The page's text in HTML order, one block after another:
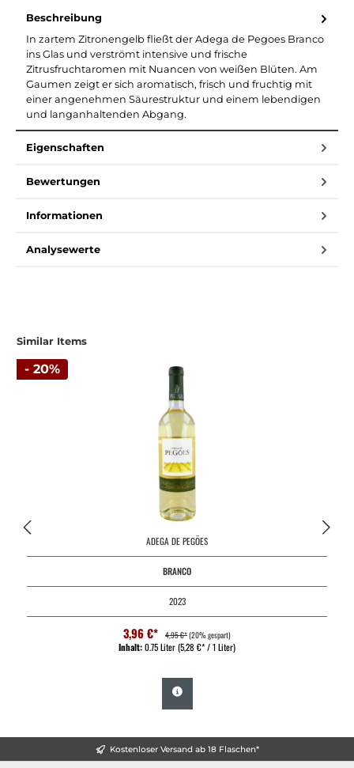
Beschreibung
In zartem Zitronengelb fließt der Adega de Pegoes Branco
ins Glas und verströmt intensive und frische
Zitrusfruchtaromen mit Nuancen von weißen Blüten. Am
Gaumen zeigt er sich aromatisch, frisch und fruchtig mit
einer angenehmen Säurestruktur und einem lebendigen
und langanhaltenden Abgang.
Eigenschaften
Bewertungen
Informationen
Analysewerte
Similar Items
- 20%
ADEGA DE PEGÕES
BRANCO
2023
3,96 €* 4,95 €*(20% gespart)
Inhalt:0.75 Liter(5,28 €* / 1 Liter)
Kostenloser Versand ab 18 Flaschen*